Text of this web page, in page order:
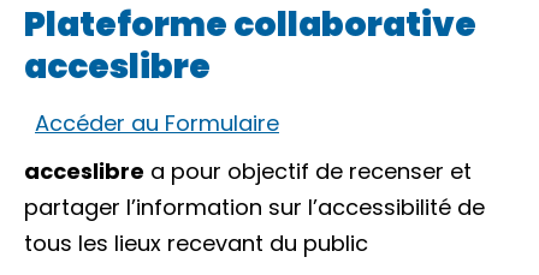
Plateforme collaborative
acceslibre
Accéder au Formulaire
acceslibre a pour objectif de recenser et
partager l’information sur l’accessibilité de
tous les lieux recevant du public